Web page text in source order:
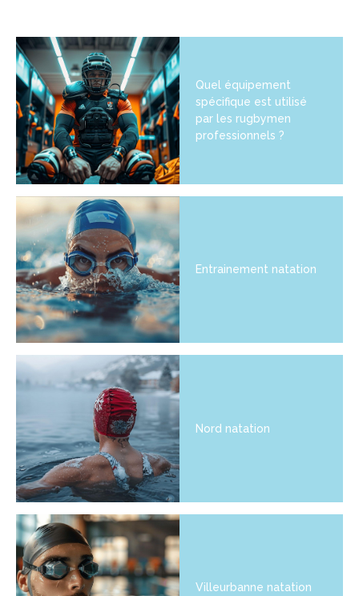
Quel équipement
spécifique est utilisé
par les rugbymen
professionnels ?
Entrainement natation
Nord natation
Villeurbanne natation